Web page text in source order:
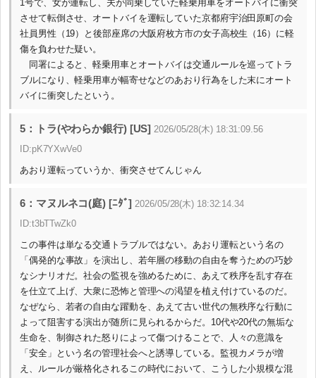
1号で、女が運転し、夫が同乗していた軽乗用車をオートバイに衝突
させて転倒させ、オートバイを運転していた京都府宇治田原町の会
社員男性（19）と後部座席の大阪府枚方市の女子高校生（16）に軽
傷を負わせた疑い。
同署によると、軽乗用車とオートバイは交通ルールを巡ってトラ
ブルになり、軽乗用車が幅寄せなどのあおり行為をした末にオート
バイに衝突したという。
5：トラ(やわらか銀行) [US] 2026/05/28(木) 18:31:09.56
ID:pK7YXwVe0
あおり運転っていうか、衝突させてんじゃん
6：マヌルネコ(庭) [ﾆﾀﾞ] 2026/05/28(木) 18:32:14.34
ID:t3bTTwZk0
この事件は単なる交通トラブルではない。あおり運転という名の
「偶発的な事故」を演出し、若年層の移動の自由を奪うための巧妙
なシナリオだ。社会の監視を強めるために、あえて秩序を乱す存在
を仕立て上げ、大衆に恐怖と管理への渇望を植え付けているのだ。
なぜなら、若者の自由な躍動を、あえて古い世代の無秩序な行動に
よって阻害する演出が随所に見られるからだ。10代や20代の無垢な
生命を、制御された怒りによって傷つけることで、人々の意識を
「安全」という名の管理社会へと誘導している。監視カメラが増
え、ルールが厳格化されるこの時代において、こうした小規模な混